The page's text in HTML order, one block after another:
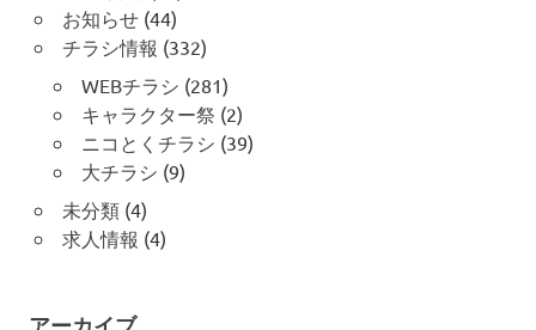
お知らせ(44)
チラシ情報 (332)
WEBチラシ (281)
キャラクター祭 (2)
ニコとくチラシ (39)
大チラシ (9)
未分類(4)
求人情報 (4)